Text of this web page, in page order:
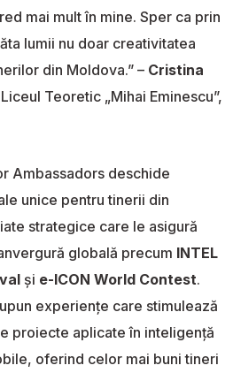
mai mult în mine. Sper ca prin
lumii nu doar creativitatea
din Moldova.” – Cristina
Teoretic „Mihai Eminescu”,
Ambassadors deschide
unice pentru tinerii din
strategice care le asigură
globală precum INTEL
și e-ICON World Contest.
experiențe care stimulează
proiecte aplicate în inteligență
oferind celor mai buni tineri